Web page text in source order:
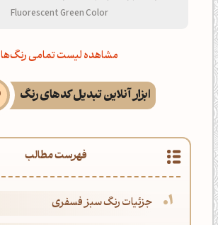
Fluorescent Green Color
مشاهده لیست تمامی رنگ‌ها
ابزار آنلاین تبدیل کدهای رنگ
فهرست مطالب
جزئیات رنگ سبز فسفری